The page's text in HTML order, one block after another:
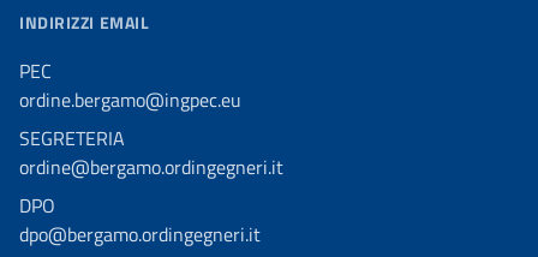
INDIRIZZI EMAIL
PEC
ordine.bergamo@ingpec.eu
SEGRETERIA
ordine@bergamo.ordingegneri.it
DPO
dpo@bergamo.ordingegneri.it